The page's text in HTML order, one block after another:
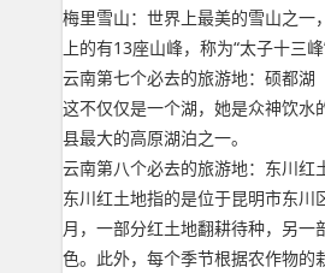
梅里雪山：世界上最美的雪山之
上的有13座山峰，称为“太子十三
云南第七个必去的旅游地：硕都湖
这不仅仅是一个湖，她是众神饮
县最大的高原湖泊之一。
云南第八个必去的旅游地：东川红
东川红土地指的是位于昆明市东
月，一部分红土地翻耕待种，另
色。此外，每个季节根据农作物的